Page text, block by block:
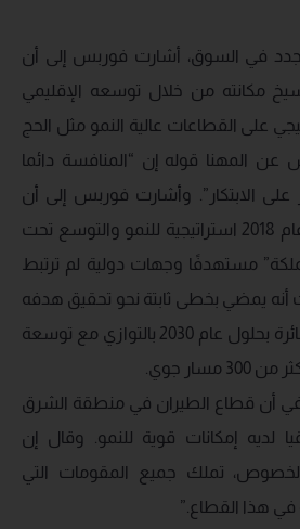
في السوق، أشارت فوربس إلى أن
مكانته من خلال توسعه الإقليمي
على القطاعات عالية النمو مثل الحج
المهنا قوله إن “المنافسة دائما
الابتكار”. وأشارت فوربس إلى أن
طيران ناس أطلق في عام 2018 استراتيجية للنمو والتوسع تحت
مستهدفًا وجهات دولية لم ترتبط
أنه يمضي بخطى ثابتة نحو تحقيق هدفه
الطموح بتشغيل 160 طائرة بحلول عام 2030 بالتوازي مع توسعة
في أن قطاع الطيران في منطقة الشرق
لديه إمكانات قوية للنمو. وقال إن
تملك جميع المقومات التي
في هذا القطاع.”